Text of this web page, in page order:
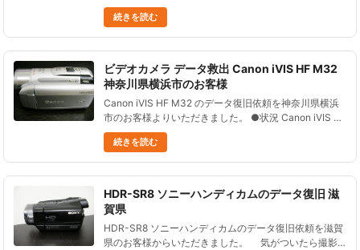
ータを見ようとしたら、いつの間にかデータが全て消え
てしまっていた。 他社に初期調査に出してみたら、あ
まり......
続きを読む
ビデオカメラ データ救出 Canon iVIS HF M32
神奈川県横浜市のお客様
Canon iVIS HF M32 のデータ復旧依頼を神奈川県横浜
市のお客様よりいただきました。 ●状況 Canon iVIS HF
M32の内臓メモリ内の映像を誤って消去した。 その後
は何も使用していない。 ●データ復......
続きを読む
HDR-SR8 ソニーハンディカムのデータ復旧 滋
賀県
HDR-SR8 ソニーハンディカムのデータ復旧依頼を滋賀
県のお客様からいただきました。 気がついたら撮影